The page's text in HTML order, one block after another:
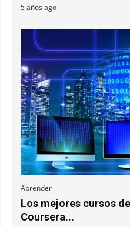
5 años ago
Aprender
Los mejores cursos
Coursera...